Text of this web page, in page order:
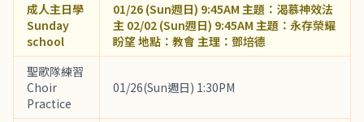
成人主日學
Sunday
school
01/26 (Sun週日) 9:45AM 主題：渴慕神效法
主 02/02 (Sun週日) 9:45AM 主題：永存榮耀
盼望 地點：教會 主理：鄧培德
聖歌隊練習
Choir
Practice
01/26(Sun週日) 1:30PM